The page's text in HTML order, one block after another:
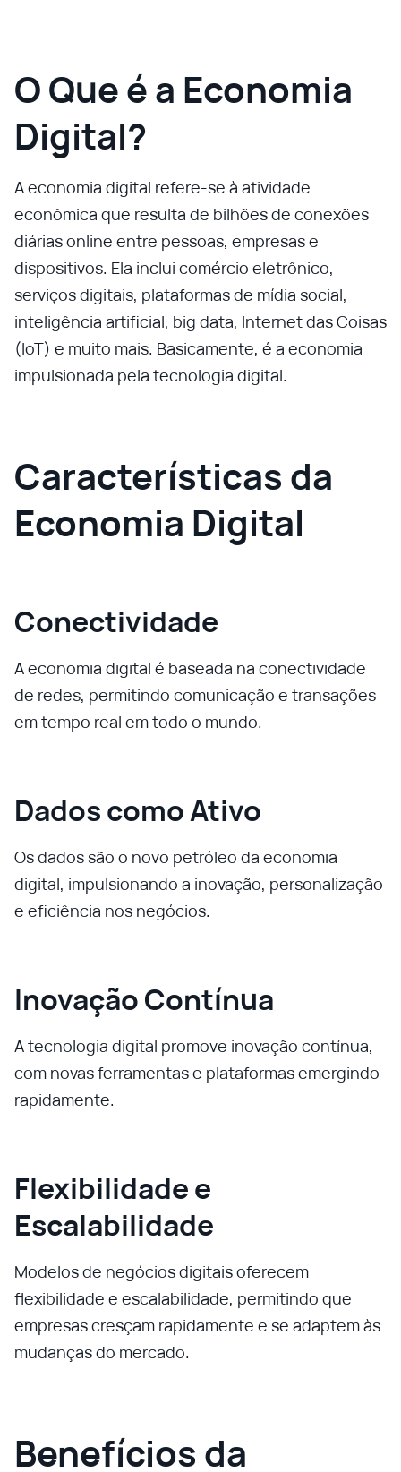
O Que é a Economia
Digital?
A economia digital refere-se à atividade
econômica que resulta de bilhões de conexões
diárias online entre pessoas, empresas e
dispositivos. Ela inclui comércio eletrônico,
serviços digitais, plataformas de mídia social,
inteligência artificial, big data, Internet das Coisas
(IoT) e muito mais. Basicamente, é a economia
impulsionada pela tecnologia digital.
Características da
Economia Digital
Conectividade
A economia digital é baseada na conectividade
de redes, permitindo comunicação e transações
em tempo real em todo o mundo.
Dados como Ativo
Os dados são o novo petróleo da economia
digital, impulsionando a inovação, personalização
e eficiência nos negócios.
Inovação Contínua
A tecnologia digital promove inovação contínua,
com novas ferramentas e plataformas emergindo
rapidamente.
Flexibilidade e
Escalabilidade
Modelos de negócios digitais oferecem
flexibilidade e escalabilidade, permitindo que
empresas cresçam rapidamente e se adaptem às
mudanças do mercado.
Benefícios da